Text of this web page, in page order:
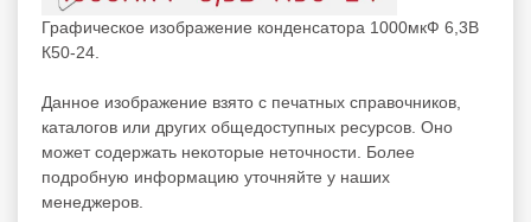
Графическое изображение конденсатора 1000мкФ 6,3В
К50-24.
Данное изображение взято с печатных справочников,
каталогов или других общедоступных ресурсов. Оно
может содержать некоторые неточности. Более
подробную информацию уточняйте у наших
менеджеров.